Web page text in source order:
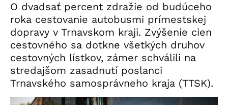
O dvadsať percent zdražie od budúceho
roka cestovanie autobusmi prímestskej
dopravy v Trnavskom kraji. Zvýšenie cien
cestovného sa dotkne všetkých druhov
cestovných lístkov, zámer schválili na
stredajšom zasadnutí poslanci
Trnavského samosprávneho kraja (TTSK).